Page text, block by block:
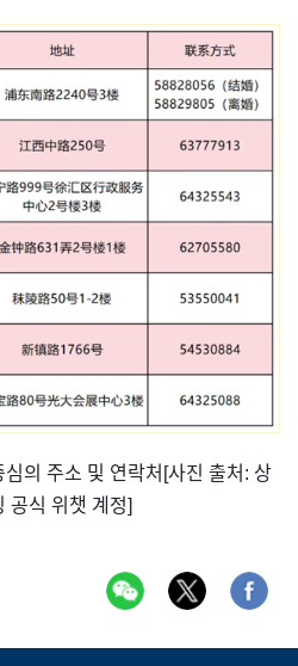
의 주소 및 연락처[사진 출처: 상
공식 위챗 계정]